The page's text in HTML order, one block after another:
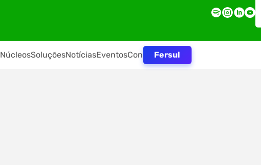
NúcleosSoluçõesNotíciasEventosContatoFersul